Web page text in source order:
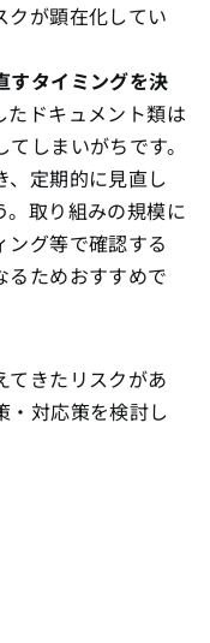
クが顕在化してい
すタイミングを決
たドキュメント類は
しまいがちです。
、定期的に見直し
。取り組みの規模に
ング等で確認する
るためおすすめで
てきたリスクがあ
・対応策を検討し